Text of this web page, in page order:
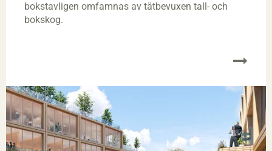
bokstavligen omfamnas av tätbevuxen tall- och
bokskog.